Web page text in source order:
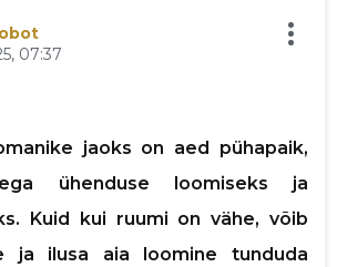
07:37
jaoks on aed pühapaik,
ühenduse loomiseks ja
Kuid kui ruumi on vähe, võib
ja ilusa aia loomine tunduda